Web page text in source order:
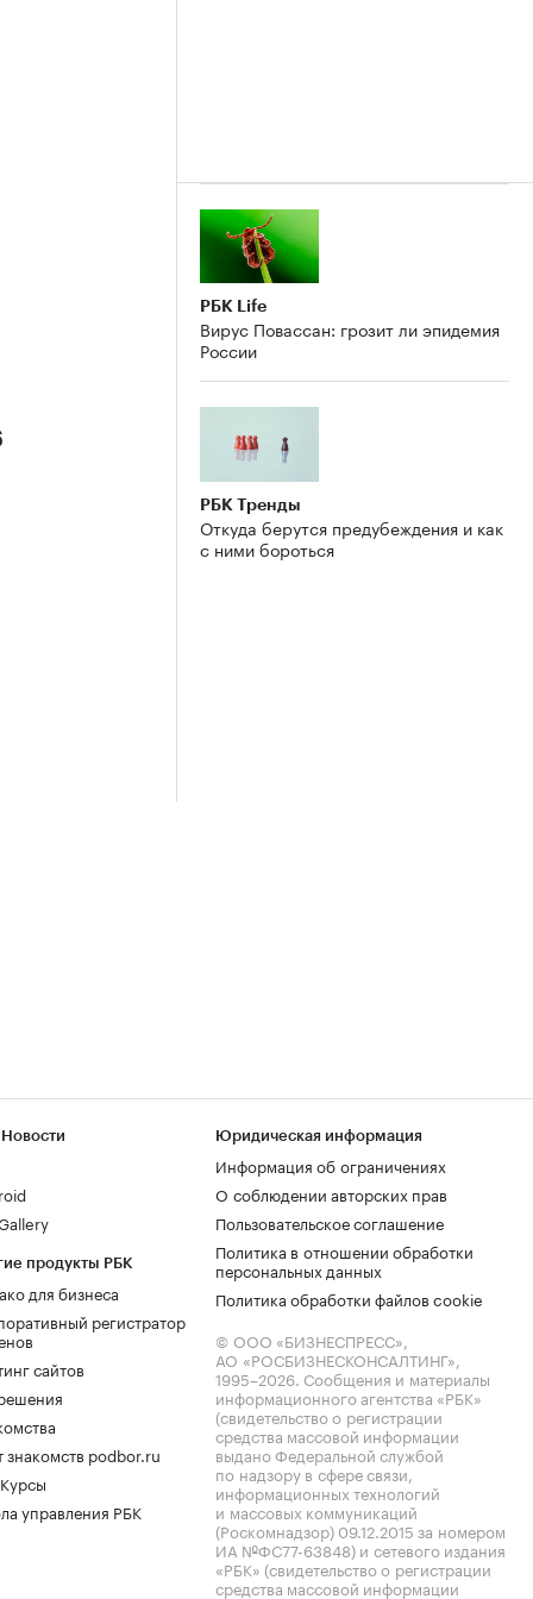
РБК Life
Вирус Повассан: грозит ли эпидемия
России
РБК Тренды
Откуда берутся предубеждения и как
с ними бороться
продукты РБК
для бизнеса
регистратор
сайтов
знакомств podbor.ru
управления РБК
Юридическая информация
Информация об ограничениях
О соблюдении авторских прав
Пользовательское соглашение
Политика в отношении обработки
персональных данных
Политика обработки файлов cookie
© ООО «БИЗНЕСПРЕСС»,
АО «РОСБИЗНЕСКОНСАЛТИНГ»,
1995–2026. Сообщения и материалы
информационного агентства «РБК»
(свидетельство о регистрации
средства массовой информации
выдано Федеральной службой
по надзору в сфере связи,
информационных технологий
и массовых коммуникаций
(Роскомнадзор) 09.12.2015 за номером
ИА №ФС77-63848) и сетевого издания
«РБК» (свидетельство о регистрации
средства массовой информации